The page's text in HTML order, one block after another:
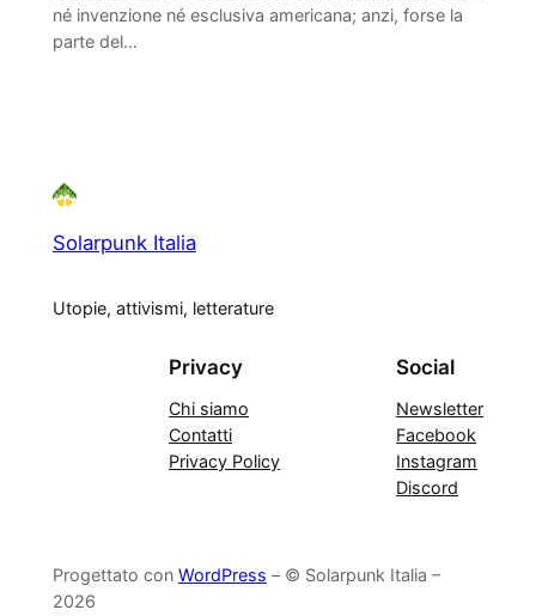
né invenzione né esclusiva americana; anzi, forse la
parte del…
Solarpunk Italia
Utopie, attivismi, letterature
Privacy
Chi siamo
Contatti
Privacy Policy
Social
Newsletter
Facebook
Instagram
Discord
Progettato con WordPress – © Solarpunk Italia –
2026